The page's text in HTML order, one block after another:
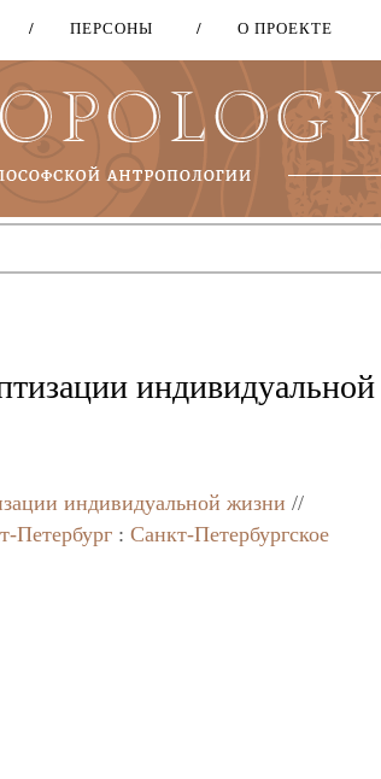
ПЕРСОНЫ О ПРОЕКТЕ
индивидуальной
индивидуальной жизни //
Петербург : Санкт-Петербургское